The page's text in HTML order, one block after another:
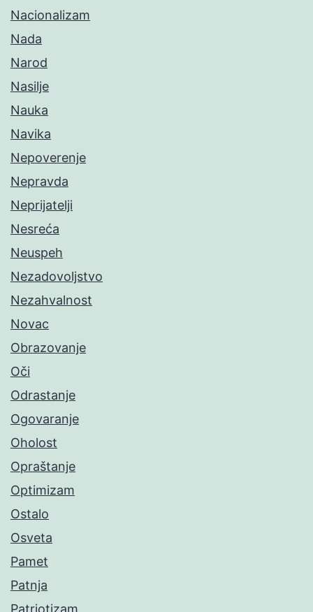
Nacionalizam
Nada
Narod
Nasilje
Nauka
Navika
Nepoverenje
Nepravda
Neprijatelji
Nesreća
Neuspeh
Nezadovoljstvo
Nezahvalnost
Novac
Obrazovanje
Oči
Odrastanje
Ogovaranje
Oholost
Opraštanje
Optimizam
Ostalo
Osveta
Pamet
Patnja